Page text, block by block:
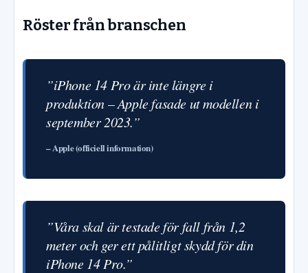
Röster från branschen
”iPhone 14 Pro är inte längre i
produktion – Apple fasade ut modellen i
september 2023.”
– Apple (officiell information)
”Våra skal är testade för fall från 1,2
meter och ger ett pålitligt skydd för din
iPhone 14 Pro.”